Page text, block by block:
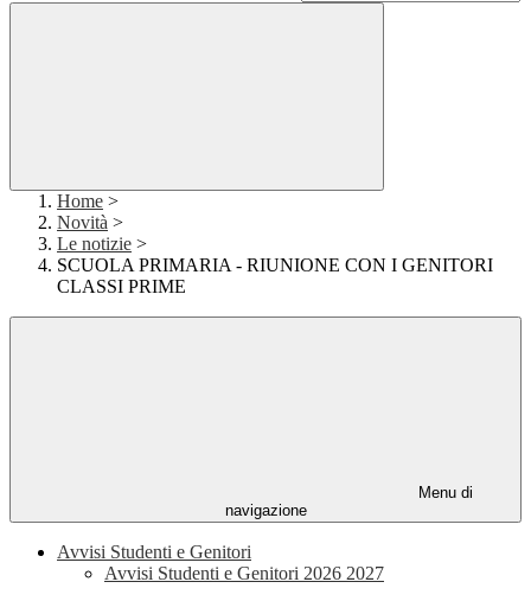
Home >
Novità >
Le notizie >
SCUOLA PRIMARIA - RIUNIONE CON I GENITORI
CLASSI PRIME
Menu di
navigazione
Avvisi Studenti e Genitori
Avvisi Studenti e Genitori 2026 2027